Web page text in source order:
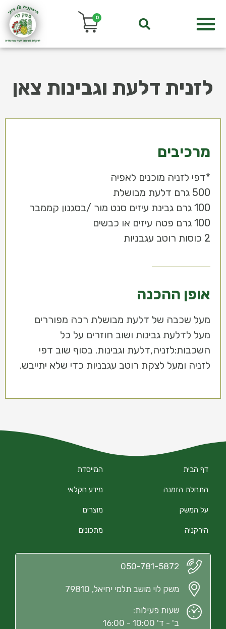
0
לזנית דלעת וגבינות צאן
מרכיבים
*דפי לזניה מוכנים לאפיה
500 גרם דלעת מבושלת
100 גרם גבינת עיזים סנט מור /בסגנון קממבר
100 גרם פטה עיזים או כבשים
2 כוסות רוטב עגבניות
אופן ההכנה
מעל שכבה של דלעת מבושלת רכה מפוררים
מעל לדלעת גבינות ושוב חוזרים על כל
השכבות:לזניה,דלעת וגבינות. בסוף שוב דפי
לזניה ומעל לצקת רוטב עגבניות כדי שלא יתייבש.
דף הבית
התחלת הזמנה
על המשק
הירקניה
המייסדת
מידע חקלאי
מוצרים
מתכונים
050-781-5872
משק לוי מושב תלמי יחיאל, 79810
שעות פעילות:
ב' - ד' 10:00 - 16:00